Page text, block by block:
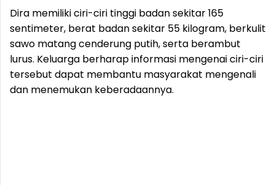
Dira memiliki ciri-ciri tinggi badan sekitar 165
sentimeter, berat badan sekitar 55 kilogram, berkulit
sawo matang cenderung putih, serta berambut
lurus. Keluarga berharap informasi mengenai ciri-ciri
tersebut dapat membantu masyarakat mengenali
dan menemukan keberadaannya.